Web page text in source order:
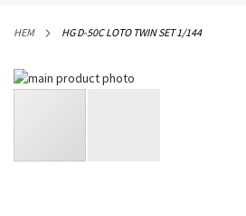
HEM HG D-50C LOTO TWIN SET 1/144
Hoppa
till